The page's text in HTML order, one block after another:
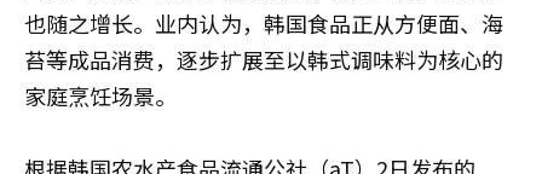
也随之增长。业内认为，韩国食品正从方便面、海
苔等成品消费，逐步扩展至以韩式调味料为核心的
家庭烹饪场景。